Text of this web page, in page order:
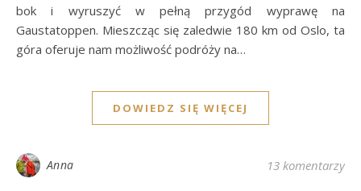
bok i wyruszyć w pełną przygód wyprawę na
Gaustatoppen. Mieszcząc się zaledwie 180 km od Oslo, ta
góra oferuje nam możliwość podróży na…
DOWIEDZ SIĘ WIĘCEJ
Anna 13 komentarzy